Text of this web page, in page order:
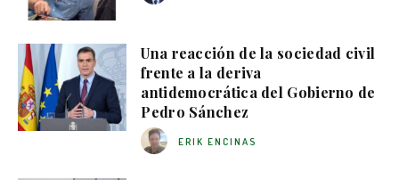
Una reacción de la sociedad civil
frente a la deriva
antidemocrática del Gobierno de
Pedro Sánchez
ERIK ENCINAS